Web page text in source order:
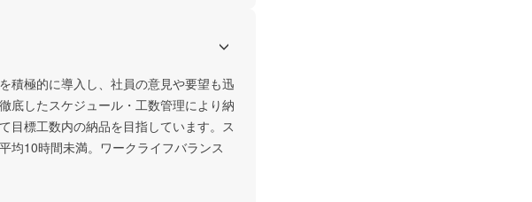
積極的に導入し、社員の意見や要望も迅
底したスケジュール・工数管理により納
目標工数内の納品を目指しています。ス
均10時間未満。ワークライフバランス